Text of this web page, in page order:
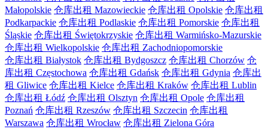
Małopolskie 仓库出租 Mazowieckie 仓库出租 Opolskie 仓库出租
Podkarpackie 仓库出租 Podlaskie 仓库出租 Pomorskie 仓库出租
Śląskie 仓库出租 Świętokrzyskie 仓库出租 Warmińsko-Mazurskie
仓库出租 Wielkopolskie 仓库出租 Zachodniopomorskie
仓库出租 Białystok 仓库出租 Bydgoszcz 仓库出租 Chorzów 仓
库出租 Częstochowa 仓库出租 Gdańsk 仓库出租 Gdynia 仓库出
租 Gliwice 仓库出租 Kielce 仓库出租 Kraków 仓库出租 Lublin
仓库出租 Łódź 仓库出租 Olsztyn 仓库出租 Opole 仓库出租
Poznań 仓库出租 Rzeszów 仓库出租 Szczecin 仓库出租
Warszawa 仓库出租 Wrocław 仓库出租 Zielona Góra